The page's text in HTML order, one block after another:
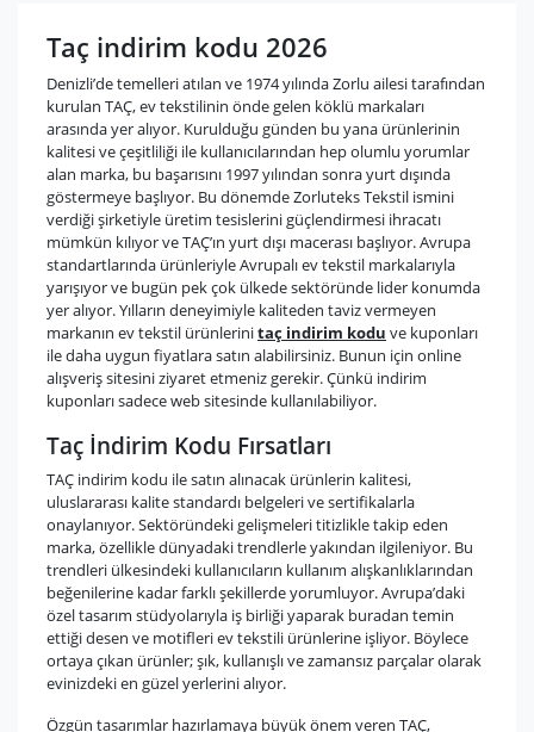
Taç indirim kodu 2026
Denizli’de temelleri atılan ve 1974 yılında Zorlu ailesi tarafından
kurulan TAÇ, ev tekstilinin önde gelen köklü markaları
arasında yer alıyor. Kurulduğu günden bu yana ürünlerinin
kalitesi ve çeşitliliği ile kullanıcılarından hep olumlu yorumlar
alan marka, bu başarısını 1997 yılından sonra yurt dışında
göstermeye başlıyor. Bu dönemde Zorluteks Tekstil ismini
verdiği şirketiyle üretim tesislerini güçlendirmesi ihracatı
mümkün kılıyor ve TAÇ’ın yurt dışı macerası başlıyor. Avrupa
standartlarında ürünleriyle Avrupalı ev tekstil markalarıyla
yarışıyor ve bugün pek çok ülkede sektöründe lider konumda
yer alıyor. Yılların deneyimiyle kaliteden taviz vermeyen
markanın ev tekstil ürünlerinitaç indirim kodu ve kuponları
ile daha uygun fiyatlara satın alabilirsiniz. Bunun için online
alışveriş sitesini ziyaret etmeniz gerekir. Çünkü indirim
kuponları sadece web sitesinde kullanılabiliyor.
Taç İndirim Kodu Fırsatları
TAÇ indirim kodu ile satın alınacak ürünlerin kalitesi,
uluslararası kalite standardı belgeleri ve sertifikalarla
onaylanıyor. Sektöründeki gelişmeleri titizlikle takip eden
marka, özellikle dünyadaki trendlerle yakından ilgileniyor. Bu
trendleri ülkesindeki kullanıcıların kullanım alışkanlıklarından
beğenilerine kadar farklı şekillerde yorumluyor. Avrupa’daki
özel tasarım stüdyolarıyla iş birliği yaparak buradan temin
ettiği desen ve motifleri ev tekstili ürünlerine işliyor. Böylece
ortaya çıkan ürünler; şık, kullanışlı ve zamansız parçalar olarak
evinizdeki en güzel yerlerini alıyor.
Özgün tasarımlar hazırlamaya büyük önem veren TAÇ,